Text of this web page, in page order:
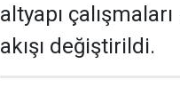
altyapı
akışı değiştirildi.